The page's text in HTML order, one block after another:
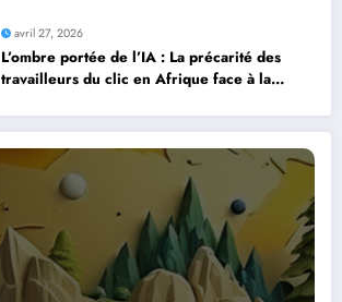
avril 27, 2026
L’ombre portée de l’IA : La précarité des
travailleurs du clic en Afrique face à la